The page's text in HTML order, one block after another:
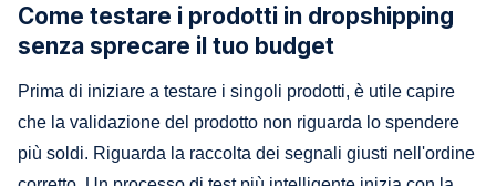
Come testare i prodotti in dropshipping
senza sprecare il tuo budget
Prima di iniziare a testare i singoli prodotti, è utile capire
che la validazione del prodotto non riguarda lo spendere
più soldi. Riguarda la raccolta dei segnali giusti nell'ordine